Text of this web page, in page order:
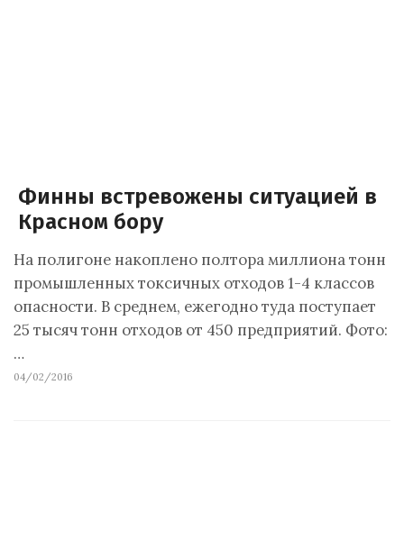
Финны встревожены ситуацией в
Красном бору
На полигоне накоплено полтора миллиона тонн
промышленных токсичных отходов 1-4 классов
опасности. В среднем, ежегодно туда поступает
25 тысяч тонн отходов от 450 предприятий. Фото:
…
04/02/2016